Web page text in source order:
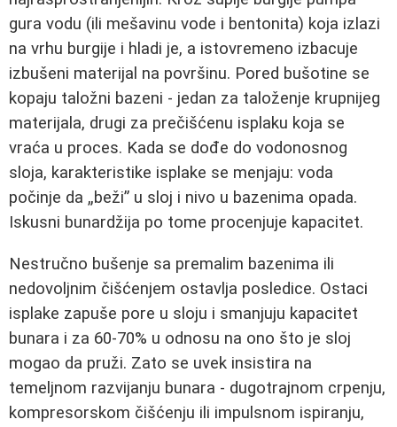
gura vodu (ili mešavinu vode i bentonita) koja izlazi
na vrhu burgije i hladi je, a istovremeno izbacuje
izbušeni materijal na površinu. Pored bušotine se
kopaju taložni bazeni - jedan za taloženje krupnijeg
materijala, drugi za prečišćenu isplaku koja se
vraća u proces. Kada se dođe do vodonosnog
sloja, karakteristike isplake se menjaju: voda
počinje da „beži” u sloj i nivo u bazenima opada.
Iskusni bunardžija po tome procenjuje kapacitet.
Nestručno bušenje sa premalim bazenima ili
nedovoljnim čišćenjem ostavlja posledice. Ostaci
isplake zapuše pore u sloju i smanjuju kapacitet
bunara i za 60-70% u odnosu na ono što je sloj
mogao da pruži. Zato se uvek insistira na
temeljnom razvijanju bunara - dugotrajnom crpenju,
kompresorskom čišćenju ili impulsnom ispiranju,